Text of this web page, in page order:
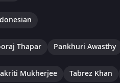
Thapar Pankhuri Awasthy
Mukherjee Tabrez Khan